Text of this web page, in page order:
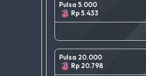
Pulsa 5.000
Rp 5.433
Pulsa 20.000
Rp 20.798